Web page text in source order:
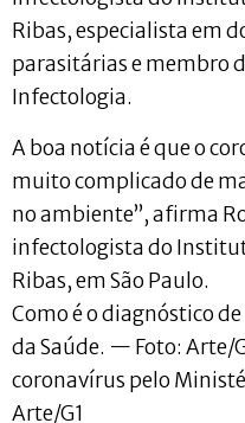
Ribas, especialista em
parasitárias e membro
Infectologia.
A boa notícia é que o
muito complicado de
no ambiente”, afirma
infectologista do
Ribas, em São Paulo.
Como é o diagnóstico
da Saúde. — Foto: Arte/
coronavírus pelo
Arte/G1